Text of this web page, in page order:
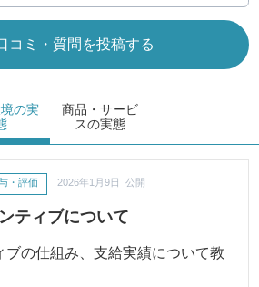
コミ・質問を投稿する
商品・サービ
スの実態
の実
ティブについて
・評価 2026年1月9日 公開
ブの仕組み、支給実績について教